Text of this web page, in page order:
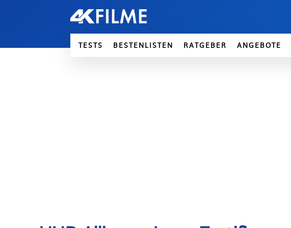
TESTS BESTENLISTEN RATGEBER ANGEBOTE